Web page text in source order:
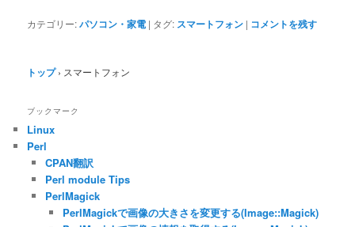
カテゴリー:パソコン・家電 | タグ: スマートフォン | コメントを残す
トップ › スマートフォン
ブックマーク
Linux
Perl
CPAN翻訳
Perl module Tips
PerlMagick
PerlMagickで画像の大きさを変更する(Image::Magick)